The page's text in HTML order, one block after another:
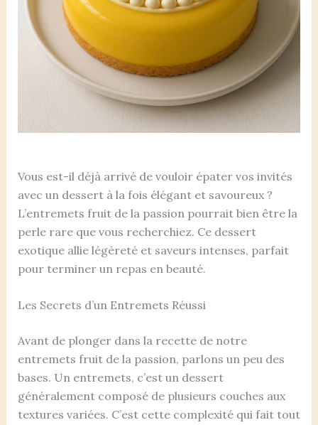
Vous est-il déjà arrivé de vouloir épater vos invités
avec un dessert à la fois élégant et savoureux ?
L’entremets fruit de la passion pourrait bien être la
perle rare que vous recherchiez. Ce dessert
exotique allie légèreté et saveurs intenses, parfait
pour terminer un repas en beauté.
Les Secrets d’un Entremets Réussi
Avant de plonger dans la recette de notre
entremets fruit de la passion, parlons un peu des
bases. Un entremets, c’est un dessert
généralement composé de plusieurs couches aux
textures variées. C’est cette complexité qui fait tout